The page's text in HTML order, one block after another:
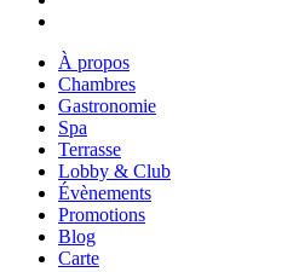
À propos
Chambres
Gastronomie
Spa
Terrasse
Lobby & Club
Évènements
Promotions
Blog
Carte